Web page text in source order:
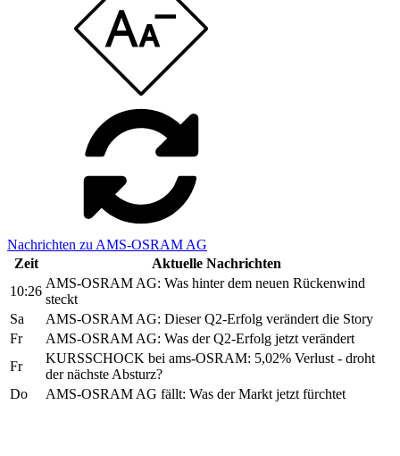
Nachrichten zu AMS-OSRAM AG
Zeit
Aktuelle Nachrichten
10:26
AMS-OSRAM AG: Was hinter dem neuen Rückenwind
steckt
Sa
AMS-OSRAM AG: Dieser Q2-Erfolg verändert die Story
Fr
AMS-OSRAM AG: Was der Q2-Erfolg jetzt verändert
Fr
KURSSCHOCK bei ams-OSRAM: 5,02% Verlust - droht
der nächste Absturz?
Do
AMS-OSRAM AG fällt: Was der Markt jetzt fürchtet